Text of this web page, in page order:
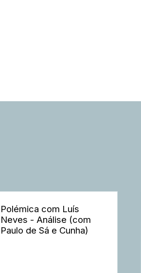
Polémica com Luís
Neves - Análise (com
Paulo de Sá e Cunha)